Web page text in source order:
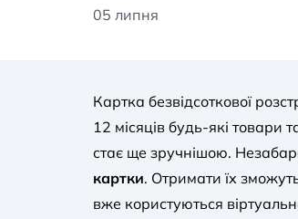
05 липня
Картка безвідсоткової
12 місяців будь-які товари
стає ще зручнішою.
картки. Отримати їх
вже користуються